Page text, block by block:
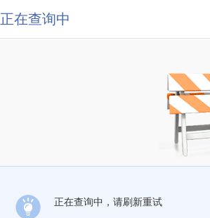
正在查询中
正在查询中，请刷新重试